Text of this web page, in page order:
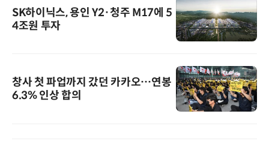
SK하이닉스, 용인 Y2·청주 M17에 5
4조원 투자
창사 첫 파업까지 갔던 카카오…연봉
6.3% 인상 합의